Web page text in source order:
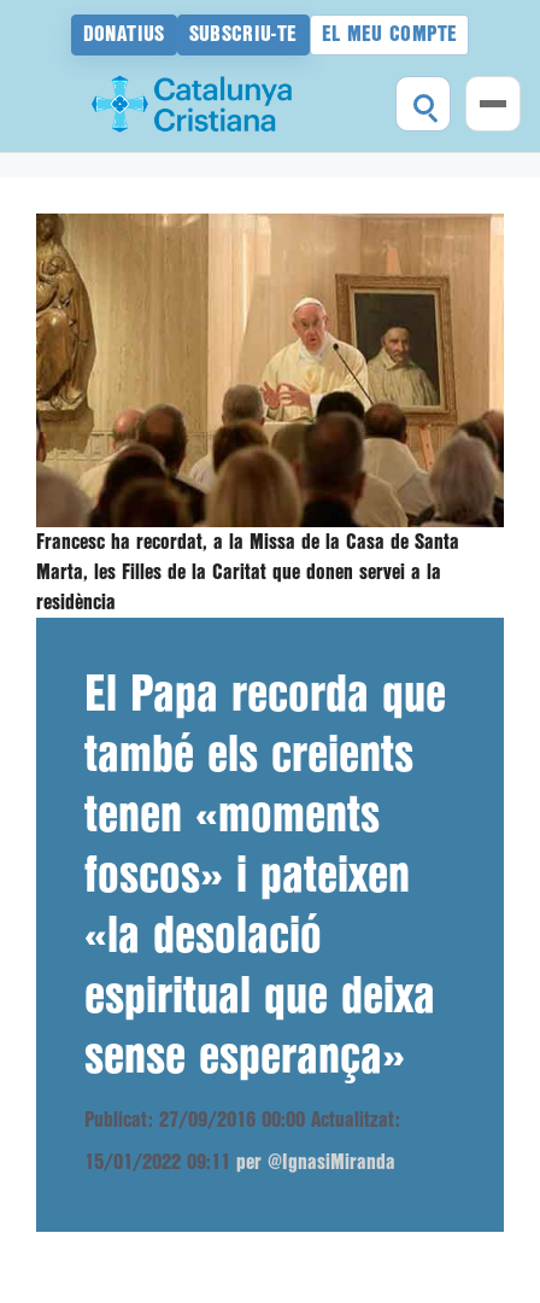
DONATIUS SUBSCRIU-TE EL MEU COMPTE
contingut
Francesc ha recordat, a la Missa de la Casa de Santa
Marta, les Filles de la Caritat que donen servei a la
residència
El Papa recorda que
també els creients
tenen «moments
foscos» i pateixen
«la desolació
espiritual que deixa
sense esperança»
Publicat: 27/09/2016 00:00 Actualitzat:
15/01/2022 09:11 per @IgnasiMiranda